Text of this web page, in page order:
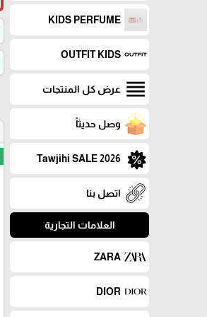
KIDS PERFUME
OUTFIT KIDS
عرض كل المنتجات
وصل حديثاً
Tawjihi SALE 2026
اتصل بنا
العلامات التجارية
ZARA
DIOR